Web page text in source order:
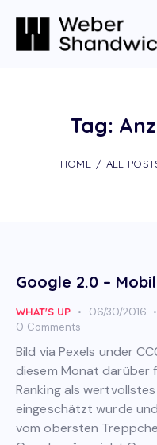
Tag:
HOME ALL
Google 2.0 –
WHAT'S UP 06/30/2016
0 Comments
Bild via Pexels under
diesem Monat darüber
Ranking als
eingeschätzt wurde
vom obersten